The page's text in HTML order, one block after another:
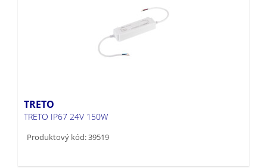
TRETO
TRETO IP67 24V 150W
Produktový kód: 39519